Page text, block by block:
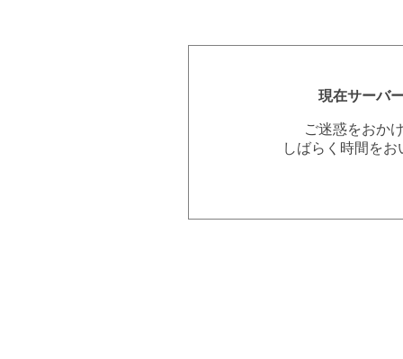
現在サーバ
ご迷惑をおか
しばらく時間を